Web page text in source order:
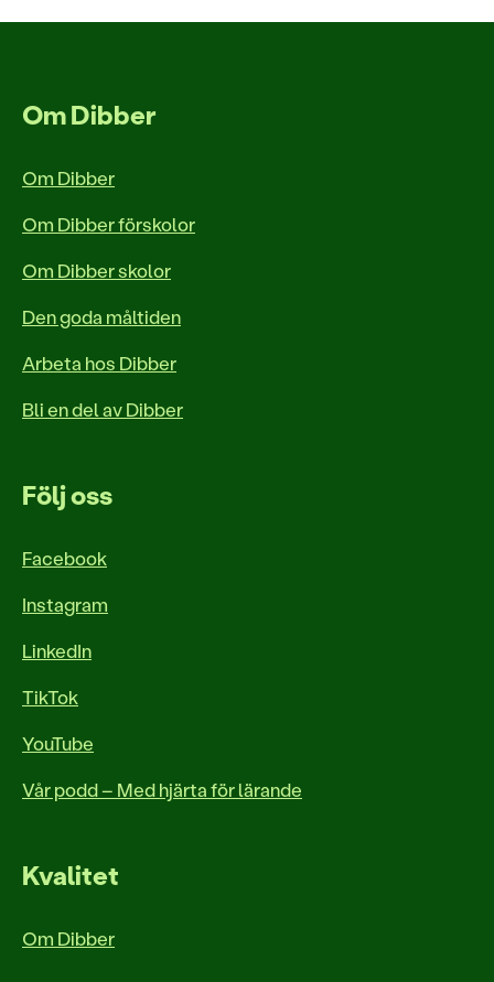
Om Dibber
Om Dibber
Om Dibber förskolor
Om Dibber skolor
Den goda måltiden
Arbeta hos Dibber
Bli en del av Dibber
Följ oss
Facebook
Instagram
LinkedIn
TikTok
YouTube
Vår podd – Med hjärta för lärande
Kvalitet
Om Dibber